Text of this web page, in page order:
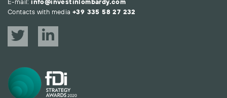
E-mail: info@investinlombardy.com
Contacts with media +39 335 58 27 232